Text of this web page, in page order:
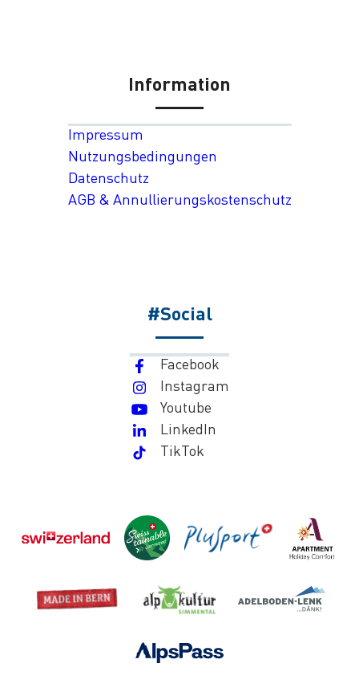
Information
Impressum
Nutzungsbedingungen
Datenschutz
AGB & Annullierungskostenschutz
#Social
Facebook
Instagram
Youtube
LinkedIn
TikTok